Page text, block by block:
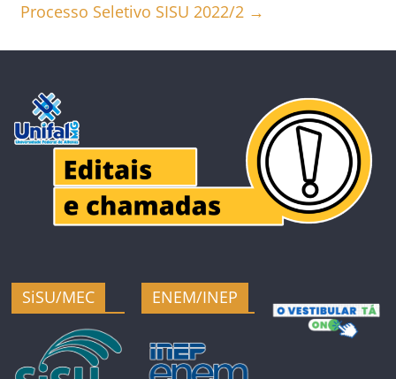
Processo Seletivo SISU 2022/2 →
SiSU/MEC ENEM/INEP